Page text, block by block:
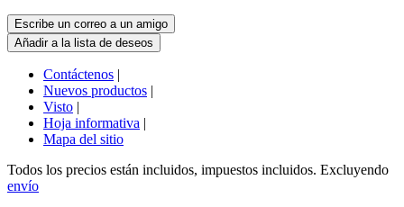
Contáctenos |
Nuevos productos |
Visto |
Hoja informativa |
Mapa del sitio
Todos los precios están incluidos, impuestos incluidos. Excluyendo
envío